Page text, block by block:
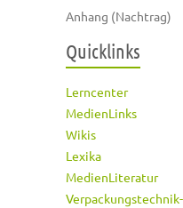
Anhang (Nachtrag)
Quicklinks
Lerncenter
MedienLinks
Wikis
Lexika
MedienLiteratur